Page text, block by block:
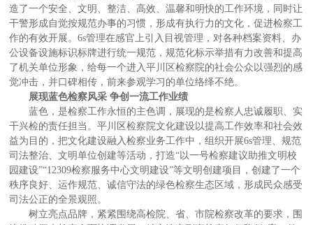
造了一个安全、文明、整洁、高效、温馨和明快的工作环境，同时让
干警形成自觉按规范办事的习惯，形成有执行力的文化，促进检察工
作的有效开展。6s管理在感官上引入目视管理，对各种档案资料、办
公设备设施标识标牌进行统一规范，规范化标示举措有力改善和提高
了机关单位形象，给每一个进入平川区检察院的社会公众以强烈的感
觉冲击，并口碑相传，前来参观学习的单位络绎不绝。
展现蓝色检察风采 争创一流工作业绩
蓝色，是检察工作永恒的主色调，展现的是检察人忠诚履职、实
干兴检的责任担当。平川区检察院文化建设以提高工作效率和社会效
益为目的，把文化建设融入检察业务工作中，组织开展6s管理、规范
司法整治、文明单位创建等活动，打造“以一号检察建议助推文明校
园建设”“12309检察服务中心文明建设”等文明创建项目，创建了一个
秩序良好、运作规范、诚信守法的绿色检察生态区域，形成民众感受
司法公正的全景观照。
树立亮点品牌，紧紧围绕高检院、省、市院检察改革的要求，围